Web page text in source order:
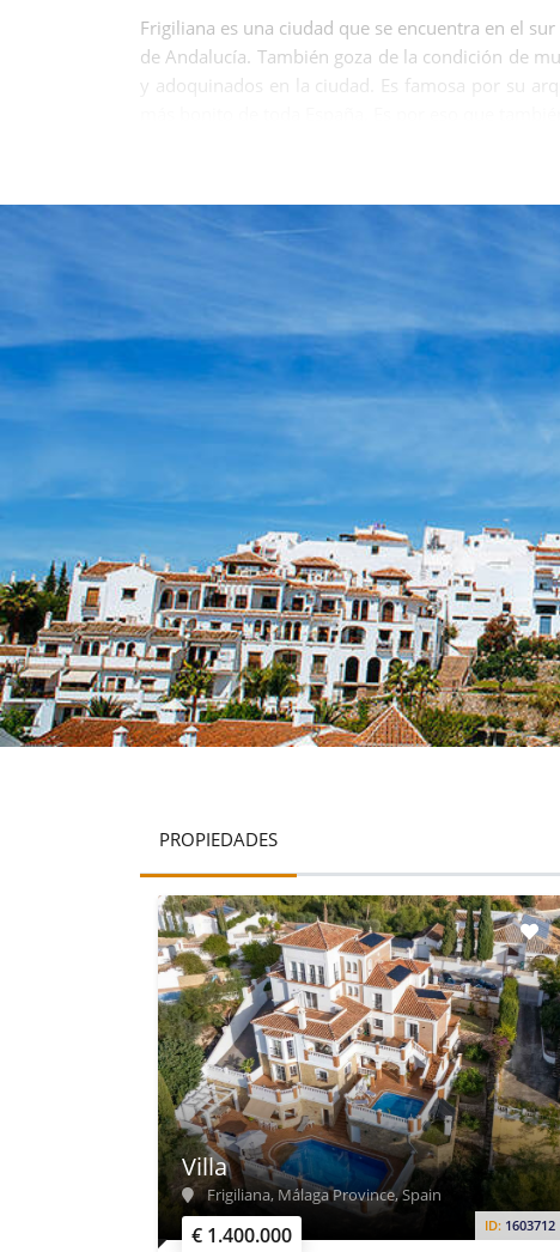
Frigiliana es una ciudad que se encuentra en el
de Andalucía. También goza de la condición de
y adoquinados en la ciudad. Es famosa por su
PROPIEDADES
€ 1.400.000 ID: 1603712
Villa
Frigiliana, Málaga Province, Spain